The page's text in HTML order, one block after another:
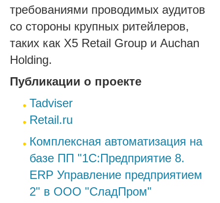
требованиями проводимых аудитов
со стороны крупных ритейлеров,
таких как X5 Retail Group и Auchan
Holding.
Публикации о проекте
Tadviser
Retail.ru
Комплексная автоматизация на
базе ПП "1С:Предприятие 8.
ERP Управление предприятием
2" в ООО "СладПром"